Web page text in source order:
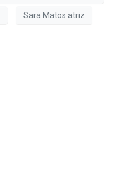
Sara Matos atriz